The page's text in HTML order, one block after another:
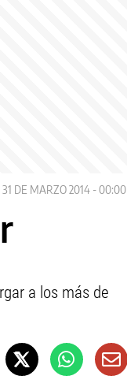
31 DE MARZO 2014 - 00:00
a los más de